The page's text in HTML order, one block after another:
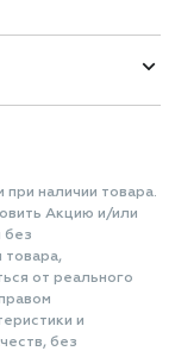
наличии товара.
Акцию и/или
без
товара,
от реального
и
без